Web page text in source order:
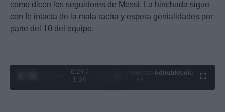
como dicen los seguidores de Messi. La hinchada sigue
con fe intacta de la mala racha y espera genialidades por
parte del 10 del equipo.
0:31 /
3:09
Ad hubMedia